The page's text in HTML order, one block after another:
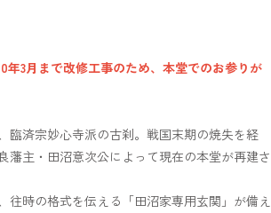
ン
年3月まで改修工事のため、本堂でのお参りが
臨済宗妙心寺派の古刹。戦国末期の焼失を経
藩主・田沼意次公によって現在の本堂が再建さ
往時の格式を伝える「田沼家専用玄関」が備え